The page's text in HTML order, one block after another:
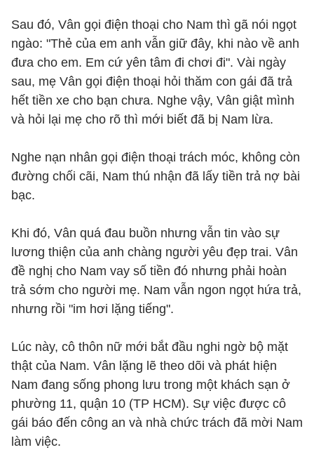
Sau đó, Vân gọi điện thoại cho Nam thì gã nói ngọt
ngào: "Thẻ của em anh vẫn giữ đây, khi nào về anh
đưa cho em. Em cứ yên tâm đi chơi đi". Vài ngày
sau, mẹ Vân gọi điện thoại hỏi thăm con gái đã trả
hết tiền xe cho bạn chưa. Nghe vậy, Vân giật mình
và hỏi lại mẹ cho rõ thì mới biết đã bị Nam lừa.
Nghe nạn nhân gọi điện thoại trách móc, không còn
đường chối cãi, Nam thú nhận đã lấy tiền trả nợ bài
bạc.
Khi đó, Vân quá đau buồn nhưng vẫn tin vào sự
lương thiện của anh chàng người yêu đẹp trai. Vân
đề nghị cho Nam vay số tiền đó nhưng phải hoàn
trả sớm cho người mẹ. Nam vẫn ngon ngọt hứa trả,
nhưng rồi "im hơi lặng tiếng".
Lúc này, cô thôn nữ mới bắt đầu nghi ngờ bộ mặt
thật của Nam. Vân lặng lẽ theo dõi và phát hiện
Nam đang sống phong lưu trong một khách sạn ở
phường 11, quận 10 (TP HCM). Sự việc được cô
gái báo đến công an và nhà chức trách đã mời Nam
làm việc.